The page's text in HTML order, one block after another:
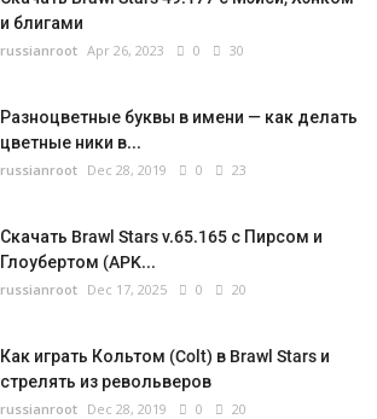
и блигами
russianroot Apr 26, 2023 0 30
Разноцветные буквы в имени — как делать
цветные ники в...
russianroot Dec 28, 2019 0 23
Скачать Brawl Stars v.65.165 с Пирсом и
Глоубертом (APK...
russianroot Dec 17, 2025 0 20
Как играть Кольтом (Colt) в Brawl Stars и
стрелять из револьверов
russianroot Dec 28, 2019 0 20